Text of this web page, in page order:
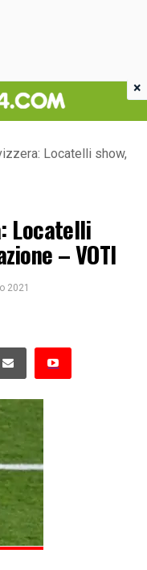
Locatelli show,
Locatelli
– VOTI
2021
×